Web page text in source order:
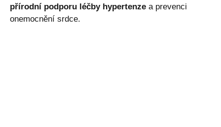
přírodní podporu léčby hypertenze a prevenci
onemocnění srdce.